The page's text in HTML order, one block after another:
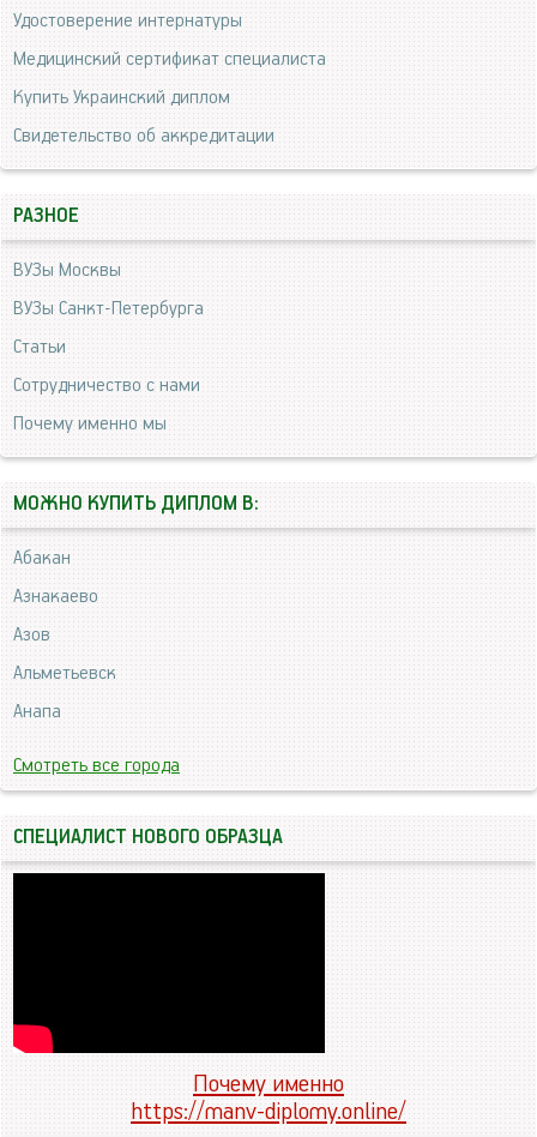
Удостоверение интернатуры
Медицинский сертификат специалиста
Купить Украинский диплом
Свидетельство об аккредитации
РАЗНОЕ
ВУЗы Москвы
ВУЗы Санкт-Петербурга
Статьи
Сотрудничество с нами
Почему именно мы
МОЖНО КУПИТЬ ДИПЛОМ В:
Абакан
Азнакаево
Азов
Альметьевск
Анапа
Смотреть все города
СПЕЦИАЛИСТ НОВОГО ОБРАЗЦА
Почему именно
https://manv-diplomy.online/